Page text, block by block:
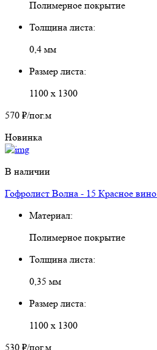
Полимерное покрытие
Толщина листа:
0,4 мм
Размер листа:
1100 х 1300
570 ₽/пог.м
Новинка
В наличии
Гофролист Волна - 15 Красное
Материал:
Полимерное покрытие
Толщина листа:
0,35 мм
Размер листа:
1100 х 1300
530 ₽/пог.м